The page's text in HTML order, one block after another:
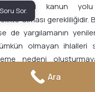
kanun
olması gerekliliğidir.
de yargılamanın
olmayan ihlalleri
nedeni
Ara
Sor.